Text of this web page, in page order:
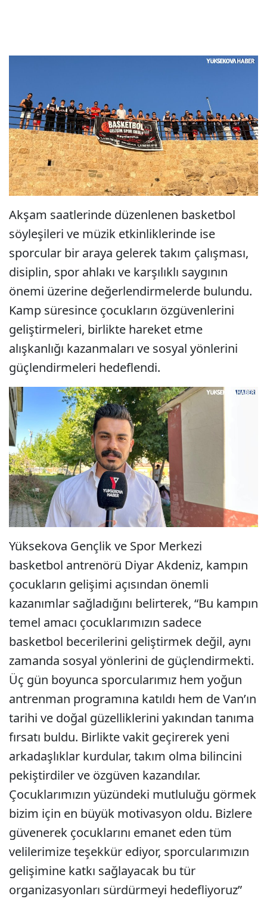
Akşam saatlerinde düzenlenen basketbol
söyleşileri ve müzik etkinliklerinde ise
sporcular bir araya gelerek takım çalışması,
disiplin, spor ahlakı ve karşılıklı saygının
önemi üzerine değerlendirmelerde bulundu.
Kamp süresince çocukların özgüvenlerini
geliştirmeleri, birlikte hareket etme
alışkanlığı kazanmaları ve sosyal yönlerini
güçlendirmeleri hedeflendi.
Yüksekova Gençlik ve Spor Merkezi
basketbol antrenörü Diyar Akdeniz, kampın
çocukların gelişimi açısından önemli
kazanımlar sağladığını belirterek, “Bu kampın
temel amacı çocuklarımızın sadece
basketbol becerilerini geliştirmek değil, aynı
zamanda sosyal yönlerini de güçlendirmekti.
Üç gün boyunca sporcularımız hem yoğun
antrenman programına katıldı hem de Van’ın
tarihi ve doğal güzelliklerini yakından tanıma
fırsatı buldu. Birlikte vakit geçirerek yeni
arkadaşlıklar kurdular, takım olma bilincini
pekiştirdiler ve özgüven kazandılar.
Çocuklarımızın yüzündeki mutluluğu görmek
bizim için en büyük motivasyon oldu. Bizlere
güvenerek çocuklarını emanet eden tüm
velilerimize teşekkür ediyor, sporcularımızın
gelişimine katkı sağlayacak bu tür
organizasyonları sürdürmeyi hedefliyoruz”